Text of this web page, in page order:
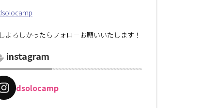
よろしかったらフォローお願いいたします！
instagram
dsolocamp